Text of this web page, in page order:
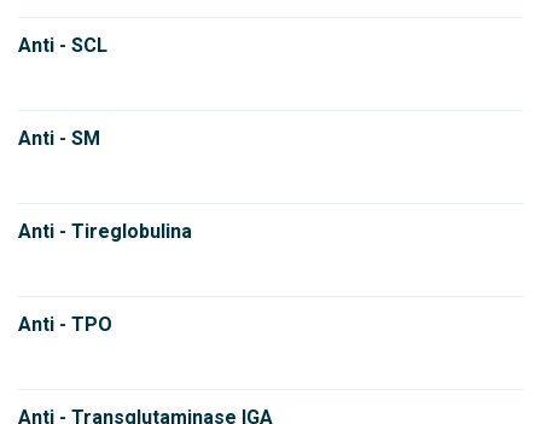
Anti - SCL
Anti - SM
Anti - Tireglobulina
Anti - TPO
Anti - Transglutaminase IGA